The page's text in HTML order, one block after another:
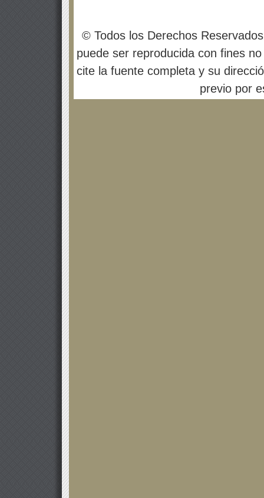
© Todos los Derechos
puede ser reproducida con fines
cite la fuente completa y su
previo por